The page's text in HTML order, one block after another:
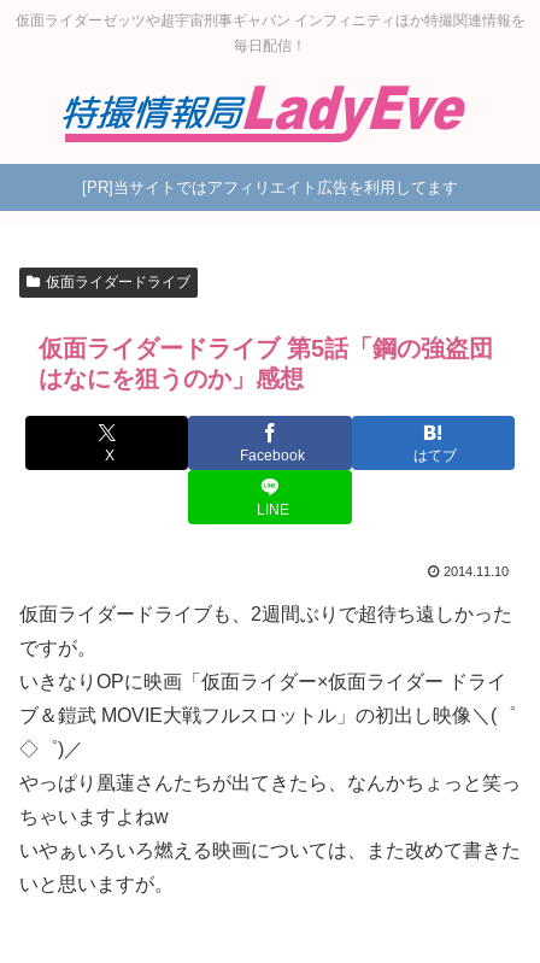
仮面ライダーゼッツや超宇宙刑事ギャバン インフィニティほか特撮関連情報を
毎日配信！
[PR]当サイトではアフィリエイト広告を利用してます
仮面ライダードライブ
仮面ライダードライブ 第5話「鋼の強盗団
はなにを狙うのか」感想
X Facebook はてブ
LINE
2014.11.10
仮面ライダードライブも、2週間ぶりで超待ち遠しかった
ですが。
いきなりOPに映画「仮面ライダー×仮面ライダー ドライ
ブ＆鎧武 MOVIE大戦フルスロットル」の初出し映像＼(゜
◇゜)／
やっぱり凰蓮さんたちが出てきたら、なんかちょっと笑っ
ちゃいますよねw
いやぁいろいろ燃える映画については、また改めて書きた
いと思いますが。